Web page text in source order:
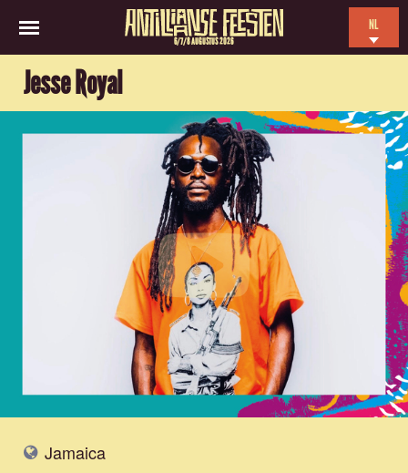
6/7/8 AUGUSTUS 2026
NL
FR
Jesse Royal
Jamaica